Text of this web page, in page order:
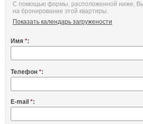
С помощью формы, расположенной ниже, Вы
на бронирование этой квартиры.
Показать календарь загружености
Имя *:
Телефон *:
E-mail *: